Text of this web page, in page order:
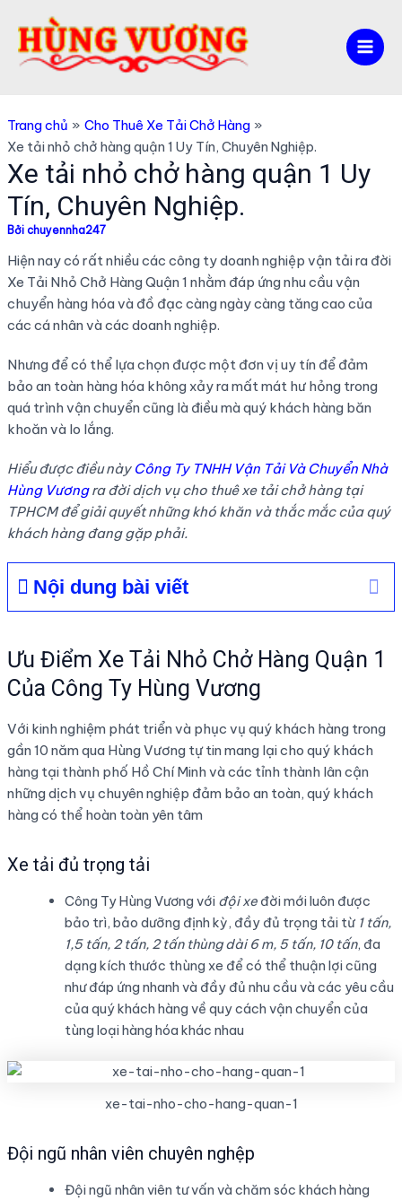
Main
Trang chủ
Cho Thuê Xe Tải Chở Hàng
Xe tải nhỏ chở hàng quận 1 Uy Tín, Chuyên Nghiệp.
Xe tải nhỏ chở hàng quận 1 Uy
Tín, Chuyên Nghiệp.
Bởi chuyennha247
Hiện nay có rất nhiều các công ty doanh nghiệp vận tải ra đời
Xe Tải Nhỏ Chở Hàng Quận 1 nhằm đáp ứng nhu cầu vận
chuyển hàng hóa và đồ đạc càng ngày càng tăng cao của
các cá nhân và các doanh nghiệp.
Nhưng để có thể lựa chọn được một đơn vị uy tín để đảm
bảo an toàn hàng hóa không xảy ra mất mát hư hỏng trong
quá trình vận chuyển cũng là điều mà quý khách hàng băn
khoăn và lo lắng.
Hiểu được điều này Công Ty TNHH Vận Tải Và Chuyển Nhà
Hùng Vươngra đời dịch vụ cho thuê xe tải chở hàng tại
TPHCM để giải quyết những khó khăn và thắc mắc của quý
khách hàng đang gặp phải.
Nội dung bài viết
Ưu Điểm Xe Tải Nhỏ Chở Hàng Quận 1
Của Công Ty Hùng Vương
Với kinh nghiệm phát triển và phục vụ quý khách hàng trong
gần 10 năm qua Hùng Vương tự tin mang lại cho quý khách
hàng tại thành phố Hồ Chí Minh và các tỉnh thành lân cận
những dịch vụ chuyên nghiệp đảm bảo an toàn, quý khách
hàng có thể hoàn toàn yên tâm
Xe tải đủ trọng tải
Công Ty Hùng Vương với đội xe đời mới luôn được
bảo trì, bảo dưỡng định kỳ, đầy đủ trọng tải từ 1 tấn,
1,5 tấn, 2 tấn, 2 tấn thùng dài 6 m, 5 tấn, 10 tấn, đa
dạng kích thước thùng xe để có thể thuận lợi cũng
như đáp ứng nhanh và đầy đủ nhu cầu và các yêu cầu
của quý khách hàng về quy cách vận chuyển của
tùng loại hàng hóa khác nhau
xe-tai-nho-cho-hang-quan-1
Đội ngũ nhân viên chuyên nghệp
Đội ngũ nhân viên tư vấn và chăm sóc khách hàng